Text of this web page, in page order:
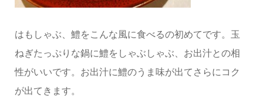
はもしゃぶ、鱧をこんな風に食べるの初めてです。玉
ねぎたっぷりな鍋に鱧をしゃぶしゃぶ、お出汁との相
性がいいです。お出汁に鱧のうま味が出てさらにコク
が出てきます。